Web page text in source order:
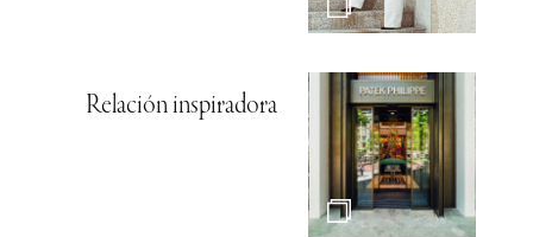
Relación inspiradora